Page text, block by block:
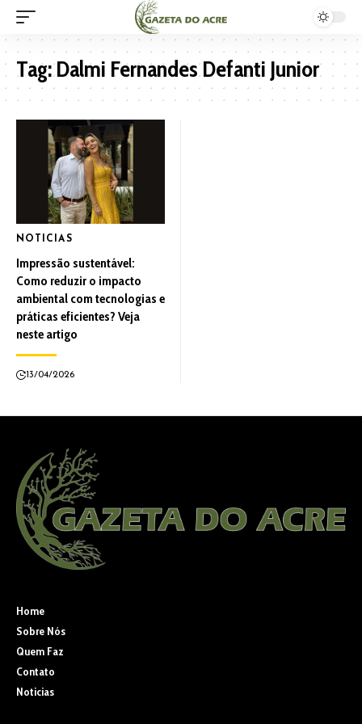
Tag:Dalmi Fernandes Defanti Junior
NOTICIAS
Impressão sustentável:
Como reduzir o impacto
ambiental com tecnologias e
práticas eficientes? Veja
neste artigo
13/04/2026
Home
Sobre Nós
Quem Faz
Contato
Noticias